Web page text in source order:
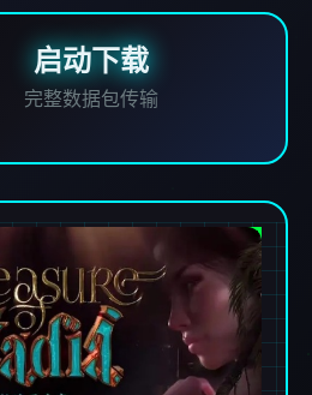
启动下载
完整数据包传输